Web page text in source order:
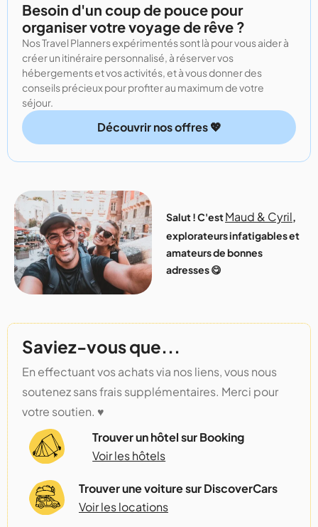
Besoin d'un coup de pouce pour
organiser votre voyage de rêve ?
Nos Travel Planners expérimentés sont là pour vous aider à
créer un itinéraire personnalisé, à réserver vos
hébergements et vos activités, et à vous donner des
conseils précieux pour profiter au maximum de votre
séjour.
Découvrir nos offres 💖
Salut ! C'estMaud & Cyril,
explorateurs infatigables et
amateurs de bonnes
adresses 😋
Saviez-vous que...
En effectuant vos achats via nos liens, vous nous
soutenez sans frais supplémentaires. Merci pour
votre soutien. ♥️
Trouver un hôtel sur Booking
Voir les hôtels
Trouver une voiture sur DiscoverCars
Voir les locations